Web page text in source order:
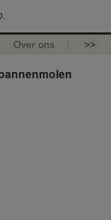
Over ons >>